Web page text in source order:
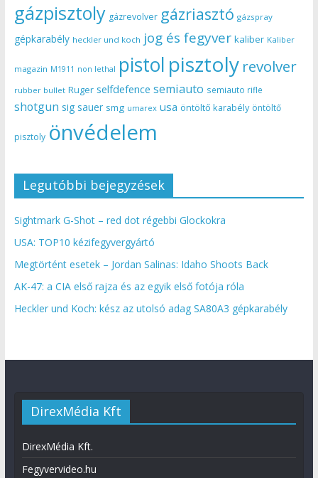
gázpisztoly gázrevolver gázriasztó gázspray
gépkarabély heckler und koch jog és fegyver kaliber Kaliber
magazin M1911 non lethal pistol pisztoly revolver
rubber bullet Ruger selfdefence semiauto semiauto rifle
shotgun sig sauer smg umarex usa öntöltő karabély öntöltő
pisztoly önvédelem
Legutóbbi bejegyzések
Sightmark G-Shot – red dot régebbi Glockokra
USA: TOP10 kézifegyvergyártó
Megtörtént esetek – Jordan Salinas: Idaho Shoots Back
AK-47: a CIA első rajza és az egyik első fotója róla
Heckler und Koch: kész az utolsó adag SA80A3 gépkarabély
DirexMédia Kft
DirexMédia Kft.
Fegyvervideo.hu